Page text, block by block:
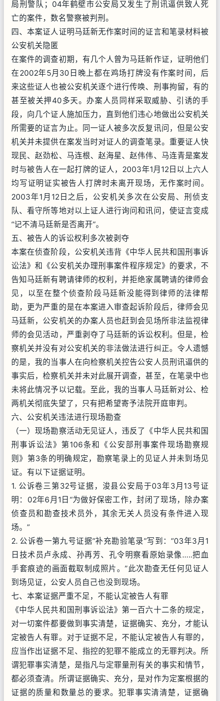
局刑警队；04年鹤壁市公安局又发生了刑讯逼供致人死
亡的案件，数名警察被判刑。
四、本案证人证明马廷新无作案时间的证言和笔录材料被
公安机关隐匿
在案件的调查初期，有几个人曾为马廷新作证，证明他们
在2002年5月30日晚上都在鸡场打牌没有作案时间，后
来这些证人也被公安机关逐个进行传唤、刑事拘留，有的
甚至被关押40多天。办案人员同样采取威胁、引诱的手
段，向几个证人施加压力，直到他们违心地做出公安机关
所需要的证言为止。同一证人被多次反复讯问，但是公安
机关并未提供在案发当时对证人的调查笔录。重要证人快
现民、赵劲松、马连根、赵海星、赵伟伟、马连青是案发
时与被告人在一起打牌的证人，2003年1月12日以上六人
均写证明证实被告人打牌时未离开现场，无作案时间。
2003年1月12日之后，公安机关多次在公安局、刑侦支
队、看守所等地对以上证人进行询问和讯问，使证言变成
“记不清马廷新是否离开”。
五、被告人的诉讼权利多次被剥夺
本案在侦查阶段，公安机关违背《中华人民共和国刑事诉
讼法》和《公安机关办理刑事案件程序规定》的要求，不
告知马廷新有聘请律师的权利，并拒绝家属聘请的律师会
见，以至在整个侦查阶段马廷新没能得到律师的法律帮
助，更为严重的是在本案进入审查起诉阶段后，律师会见
马廷新，公安机关的办案人员也赶到会见场所非法监视律
师的会见活动，严重剥夺了马廷新的诉讼权利。但是，检
察机关并没有对公安机关的非法做法进行纠正。令人遗憾
的是，我的当事人在向检察机关控告公安人员刑讯逼供的
事实后，检察机关并未对此展开调查，甚至，在笔录中也
未将此情况予以记载。至此，我的当事人马廷新对公、检
两机关彻底失望了，只有把希望寄予法院开庭审判。
六、公安机关违法进行现场勘查
（一）现场勘察活动无见证人，违反了《中华人民共和国
刑事诉讼法》第106条和《公安部刑事案件现场勘察规
则》第3条的明确规定，勘察笔录上的见证人并未到场见
证。有以下证据证明。
1. 公诉卷三第32号证据，浚县公安局于03年3月13号证
明：02年6月1日“为做好保密工作，封闭了现场，除办案
侦查员和勘查技术员外，其余无关人员没有条件进入现
场。”
2. 公诉卷一第九号证据“补充勘验笔录”写到：“03年3月1
日技术员卢永成、孙再芳、孔令明察看原始录像…..把血
手套痕迹的画面截取制成照片。”此次勘查无任何见证人
到场见证，公安人员自己也没到现场。
七、本案证据严重不足，不能认定被告人有罪
《中华人民共和国刑事诉讼法》第一百六十二条的规定，
对一切案件都要做到事实清楚，证据确实、充分，才能认
定被告人有罪。对于证据不足，不能认定被告人有罪的，
应当作出证据不足、指控的犯罪不能成立的无罪判决。所
谓犯罪事实清楚，是指凡与定罪量刑有关的事实和情节，
都必须查清。所谓证据确实、充分，是对作为定案根据的
证据的质量和数量总的要求。犯罪事实清清楚，证据确